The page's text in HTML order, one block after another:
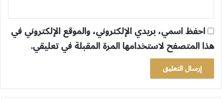
احفظ اسمي، بريدي الإلكتروني، والموقع الإلكتروني في
هذا المتصفح لاستخدامها المرة المقبلة في تعليقي.